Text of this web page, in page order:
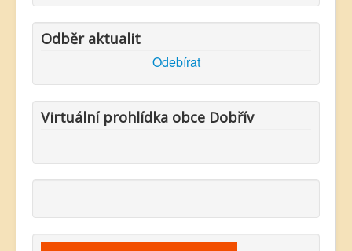
Odběr aktualit
Odebírat
Virtuální prohlídka obce Dobřív